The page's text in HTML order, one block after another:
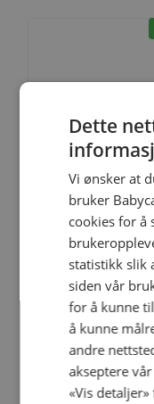
Legg til
Liggedel,
YOYO², Black
kr 2 379,00
kr 2 799,00
Dette
Vi ønsker at
bruker
cookies for å
statistikk slik
siden vår
for å kunne
å kunne
andre
akseptere
«Vis